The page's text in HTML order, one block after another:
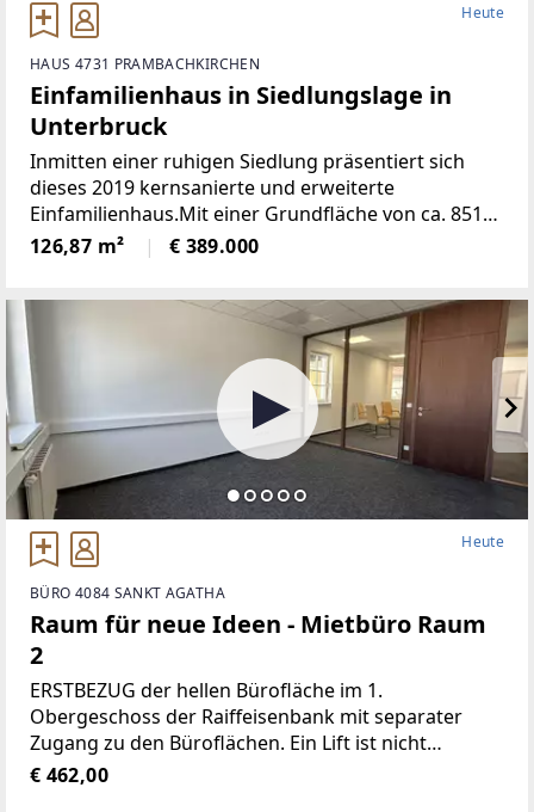
Heute
HAUS 4731 PRAMBACHKIRCHEN
Einfamilienhaus in Siedlungslage in
Unterbruck
Inmitten einer ruhigen Siedlung präsentiert sich
dieses 2019 kernsanierte und erweiterte
Einfamilienhaus.Mit einer Grundfläche von ca. 851
m² und einer durchdacht gestalteten Wohnfläche
von ca. 126 m² bietet dieses Zuhause ein
126,87 m² € 389.000
Heute
BÜRO 4084 SANKT AGATHA
Raum für neue Ideen - Mietbüro Raum
2
ERSTBEZUG der hellen Bürofläche im 1.
Obergeschoss der Raiffeisenbank mit separater
Zugang zu den Büroflächen. Ein Lift ist nicht
vorhanden!Jedes Büro ist mit einem Schließsystem
€ 462,00